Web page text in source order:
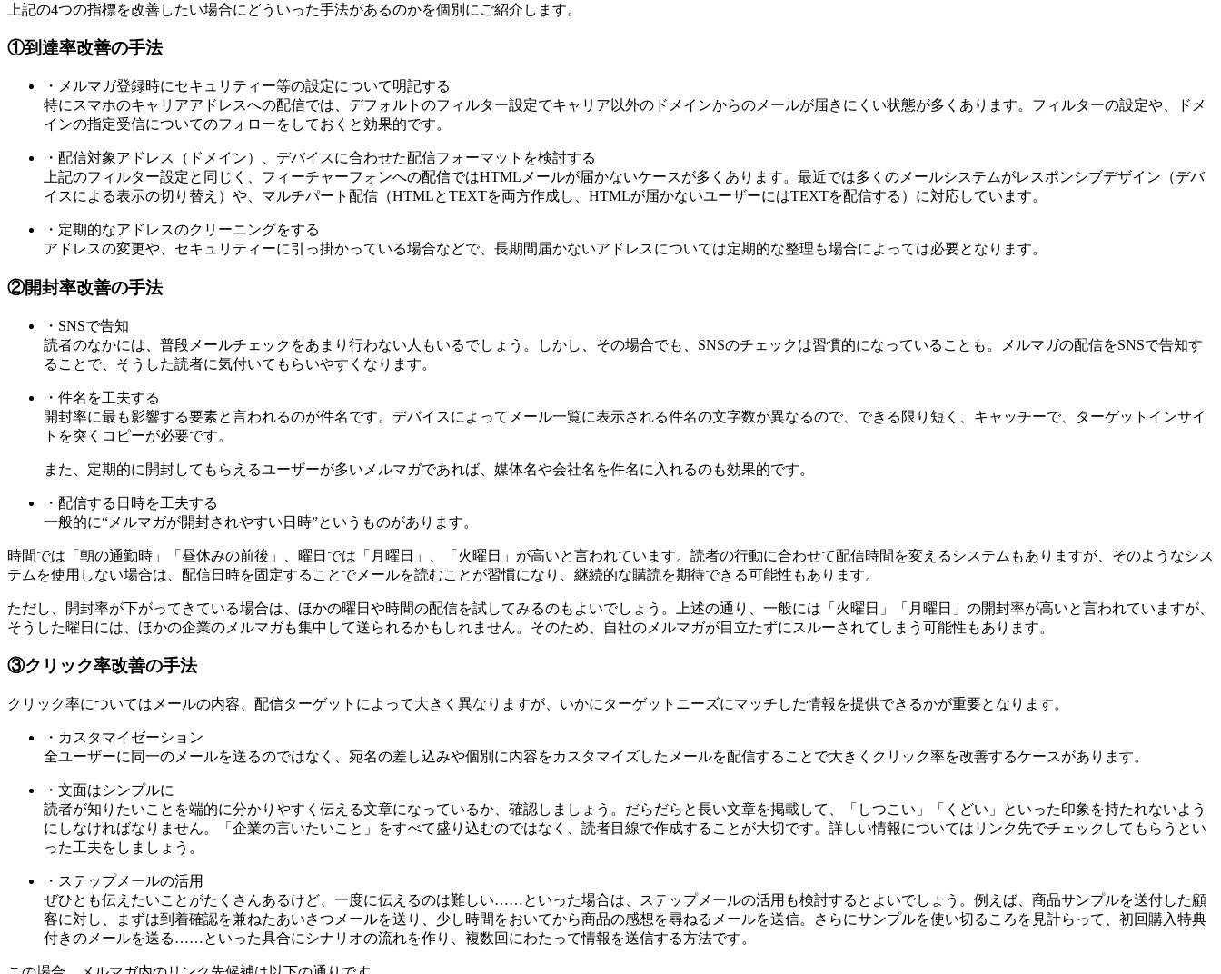
上記の4つの指標を改善したい場合にどういった手法があるのかを個別にご紹介します。
①到達率改善の手法
・メルマガ登録時にセキュリティー等の設定について明記する
特にスマホのキャリアアドレスへの配信では、デフォルトのフィルター設定でキャリア以外のドメインからのメールが届きにくい状態が多くあります。フィルターの設定や、ドメ
インの指定受信についてのフォローをしておくと効果的です。
・配信対象アドレス（ドメイン）、デバイスに合わせた配信フォーマットを検討する
上記のフィルター設定と同じく、フィーチャーフォンへの配信ではHTMLメールが届かないケースが多くあります。最近では多くのメールシステムがレスポンシブデザイン（デバ
イスによる表示の切り替え）や、マルチパート配信（HTMLとTEXTを両方作成し、HTMLが届かないユーザーにはTEXTを配信する）に対応しています。
・定期的なアドレスのクリーニングをする
アドレスの変更や、セキュリティーに引っ掛かっている場合などで、長期間届かないアドレスについては定期的な整理も場合によっては必要となります。
②開封率改善の手法
・SNSで告知
読者のなかには、普段メールチェックをあまり行わない人もいるでしょう。しかし、その場合でも、SNSのチェックは習慣的になっていることも。メルマガの配信をSNSで告知す
ることで、そうした読者に気付いてもらいやすくなります。
・件名を工夫する
開封率に最も影響する要素と言われるのが件名です。デバイスによってメール一覧に表示される件名の文字数が異なるので、できる限り短く、キャッチーで、ターゲットインサイ
トを突くコピーが必要です。
また、定期的に開封してもらえるユーザーが多いメルマガであれば、媒体名や会社名を件名に入れるのも効果的です。
・配信する日時を工夫する
一般的に“メルマガが開封されやすい日時”というものがあります。
時間では「朝の通勤時」「昼休みの前後」、曜日では「月曜日」、「火曜日」が高いと言われています。読者の行動に合わせて配信時間を変えるシステムもありますが、そのようなシス
テムを使用しない場合は、配信日時を固定することでメールを読むことが習慣になり、継続的な購読を期待できる可能性もあります。
ただし、開封率が下がってきている場合は、ほかの曜日や時間の配信を試してみるのもよいでしょう。上述の通り、一般には「火曜日」「月曜日」の開封率が高いと言われていますが、
そうした曜日には、ほかの企業のメルマガも集中して送られるかもしれません。そのため、自社のメルマガが目立たずにスルーされてしまう可能性もあります。
③クリック率改善の手法
クリック率についてはメールの内容、配信ターゲットによって大きく異なりますが、いかにターゲットニーズにマッチした情報を提供できるかが重要となります。
・カスタマイゼーション
全ユーザーに同一のメールを送るのではなく、宛名の差し込みや個別に内容をカスタマイズしたメールを配信することで大きくクリック率を改善するケースがあります。
・文面はシンプルに
読者が知りたいことを端的に分かりやすく伝える文章になっているか、確認しましょう。だらだらと長い文章を掲載して、「しつこい」「くどい」といった印象を持たれないよう
にしなければなりません。「企業の言いたいこと」をすべて盛り込むのではなく、読者目線で作成することが大切です。詳しい情報についてはリンク先でチェックしてもらうとい
った工夫をしましょう。
・ステップメールの活用
ぜひとも伝えたいことがたくさんあるけど、一度に伝えるのは難しい……といった場合は、ステップメールの活用も検討するとよいでしょう。例えば、商品サンプルを送付した顧
客に対し、まずは到着確認を兼ねたあいさつメールを送り、少し時間をおいてから商品の感想を尋ねるメールを送信。さらにサンプルを使い切るころを見計らって、初回購入特典
付きのメールを送る……といった具合にシナリオの流れを作り、複数回にわたって情報を送信する方法です。